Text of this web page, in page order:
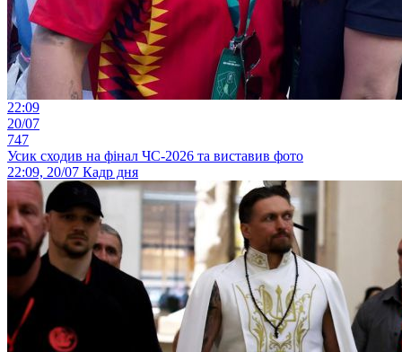
22:09
20/07
747
Усик сходив на фінал ЧС-2026 та виставив фото
22:09, 20/07 Кадр дня